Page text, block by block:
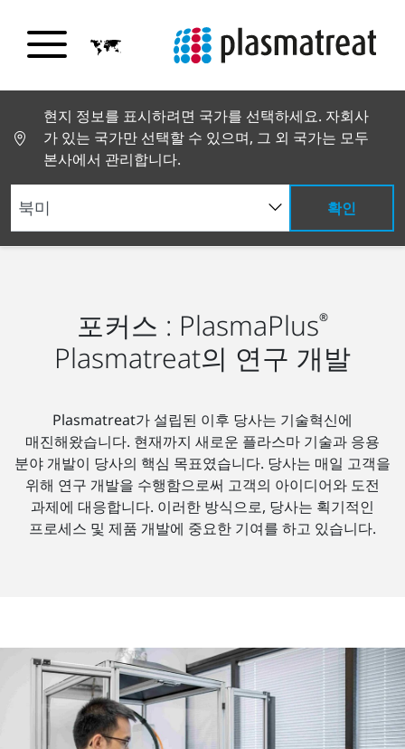
현지 정보를 표시하려면 국가를 선택하세요. 자회사
가 있는 국가만 선택할 수 있으며, 그 외 국가는 모두
본사에서 관리합니다.
확인
지속 가능성과 혁신
연구 개발
포커스 : PlasmaPlus®
Plasmatreat의 연구 개발
Plasmatreat가 설립된 이후 당사는 기술혁신에
매진해왔습니다. 현재까지 새로운 플라스마 기술과 응용
분야 개발이 당사의 핵심 목표였습니다. 당사는 매일 고객을
위해 연구 개발을 수행함으로써 고객의 아이디어와 도전
과제에 대응합니다. 이러한 방식으로, 당사는 획기적인
프로세스 및 제품 개발에 중요한 기여를 하고 있습니다.